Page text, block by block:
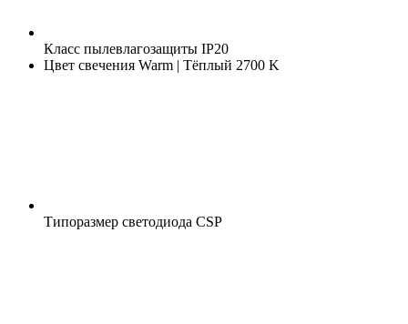
Класс пылевлагозащиты IP20
Цвет свечения Warm | Тёплый 2700 K
Типоразмер светодиода CSP